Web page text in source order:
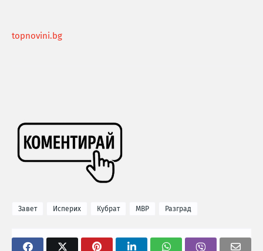
topnovini.bg
Завет Исперих Кубрат МВР Разград